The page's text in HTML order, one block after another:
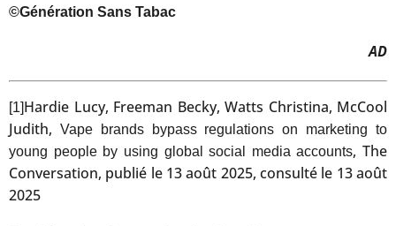
©Génération Sans Tabac
AD
[1]Hardie Lucy, Freeman Becky, Watts Christina, McCool
Judith, Vape brands bypass regulations on marketing to
young people by using global social media accounts, The
Conversation, publié le 13 août 2025, consulté le 13 août
2025